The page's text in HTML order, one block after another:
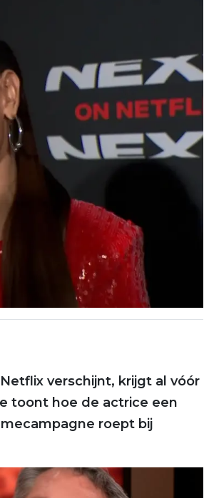
verschijnt, krijgt al vóór
toont hoe de actrice een
roept bij